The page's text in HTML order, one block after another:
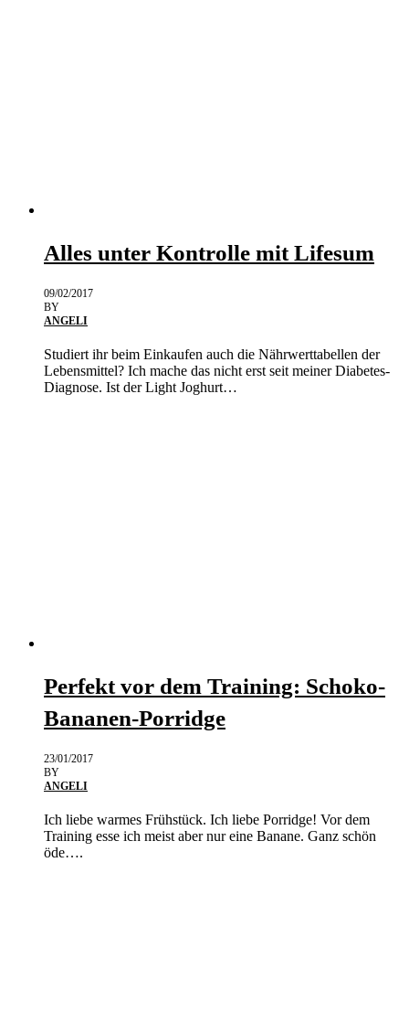
Alles unter Kontrolle mit Lifesum
09/02/2017
BY
ANGELI
Studiert ihr beim Einkaufen auch die Nährwerttabellen der
Lebensmittel? Ich mache das nicht erst seit meiner Diabetes-
Diagnose. Ist der Light Joghurt…
Perfekt vor dem Training: Schoko-
Bananen-Porridge
23/01/2017
BY
ANGELI
Ich liebe warmes Frühstück. Ich liebe Porridge! Vor dem
Training esse ich meist aber nur eine Banane. Ganz schön
öde….